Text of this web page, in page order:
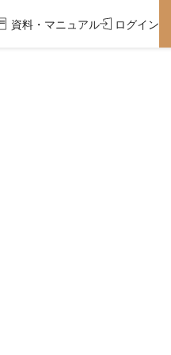
資料・マニュアル ログイン